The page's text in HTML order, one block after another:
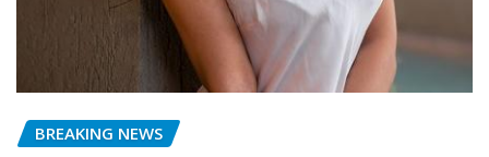
BREAKING NEWS